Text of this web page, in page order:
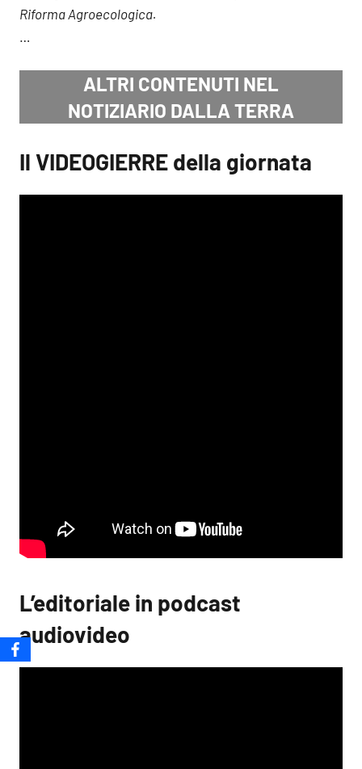
Riforma Agroecologica.
…
ALTRI CONTENUTI NEL
NOTIZIARIO DALLA TERRA
Il VIDEOGIERRE della giornata
L’editoriale in podcast
audiovideo